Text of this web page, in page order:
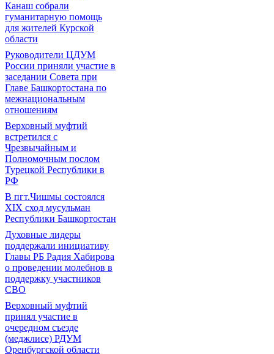
Канаш собрали
гуманитарную помощь
для жителей Курской
области
Руководители ЦДУМ
России приняли участие в
заседании Совета при
Главе Башкортостана по
межнациональным
отношениям
Верховный муфтий
встретился с
Чрезвычайным и
Полномочным послом
Турецкой Республики в
РФ
В пгт.Чишмы состоялся
XIX сход мусульман
Республики Башкортостан
Духовные лидеры
поддержали инициативу
Главы РБ Радия Хабирова
о проведении молебнов в
поддержку участников
СВО
Верховный муфтий
принял участие в
очередном съезде
(меджлисе) РДУМ
Оренбургской области